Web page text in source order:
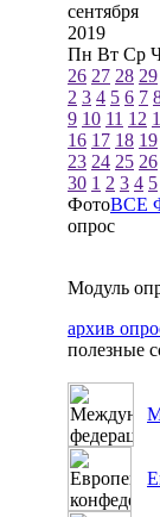
сентября
2019
Пн Вт Ср
26 27 28 29
2 3 4 5 6 7
9 10 11 12
16 17 18 19
23 24 25 26
30 1 2 3 4 5
ФотоВСЕ
опрос
Модуль
архив
полезные